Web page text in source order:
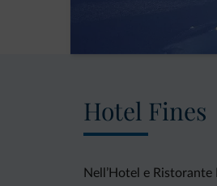
Hotel Fines
Nell’Hotel e